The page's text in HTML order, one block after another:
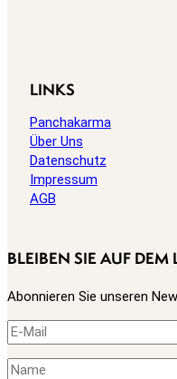
LINKS
Panchakarma
Über Uns
Datenschutz
Impressum
AGB
BLEIBEN SIE AUF DEM
Abonnieren Sie unseren